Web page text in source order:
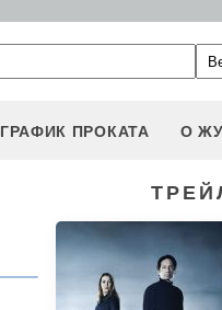
ГРАФИК ПРОКАТА О